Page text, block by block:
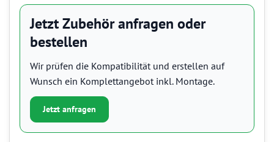
Jetzt Zubehör anfragen oder
bestellen
Wir prüfen die Kompatibilität und erstellen auf
Wunsch ein Komplettangebot inkl. Montage.
Jetzt anfragen